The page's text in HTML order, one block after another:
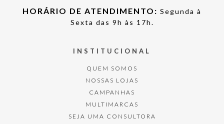
HORÁRIO DE ATENDIMENTO: Segunda à
Sexta das 9h às 17h.
INSTITUCIONAL
QUEM SOMOS
NOSSAS LOJAS
CAMPANHAS
MULTIMARCAS
SEJA UMA CONSULTORA